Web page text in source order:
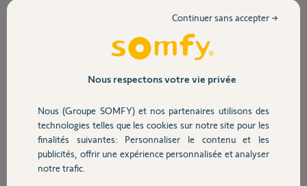
Sécurité
Domotique
detecteur pour petit animaux
le détecteur de mouvement pour petit animaux (chat qui monte sur
des meubles ou des tables) se déclenche t il ou ne se déclenche pas
.comment fonctionne t il. j ai une alarme protexiom600 merci
patrick S.
il y a presque 13 ans
Participer au fil de discussion
Nous respectons votre vie privée
Nous (Groupe SOMFY) et nos partenaires utilisons des
technologies telles que les cookies sur notre site pour les
finalités suivantes: Personnaliser le contenu et les
publicités, offrir une expérience personnalisée et analyser
notre trafic.
Continuer sans accepter →